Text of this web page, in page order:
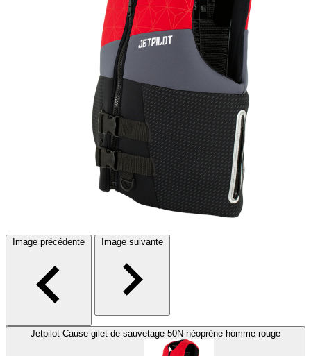
Image précédente Image suivante
Jetpilot Cause gilet de sauvetage 50N néoprène homme rouge